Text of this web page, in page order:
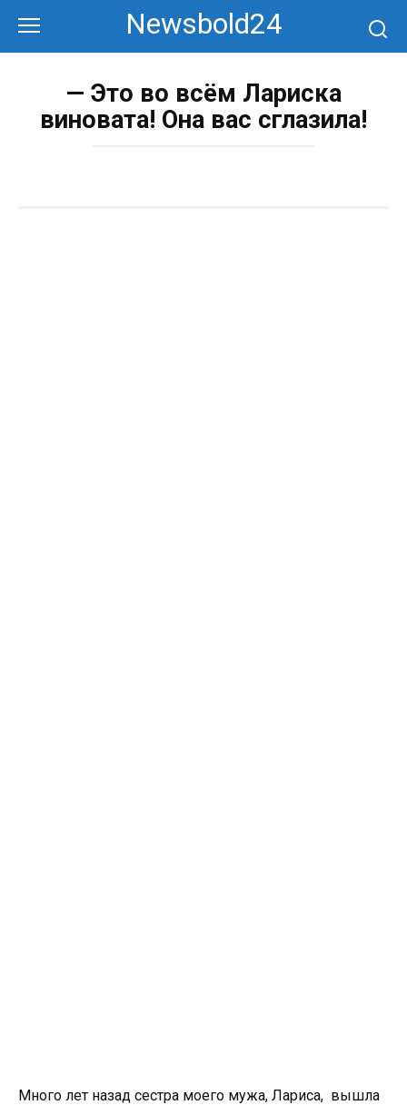
контенту
Newsbold24
— Это во всём Лариска
виновата! Она вас сглазила!
Много лет назад сестра моего мужа, Лариса, вышла